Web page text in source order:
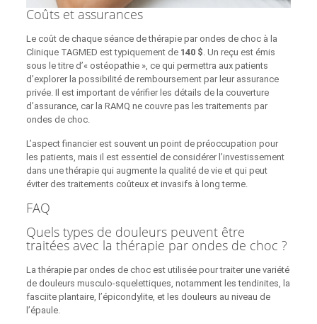
Coûts et assurances
Le coût de chaque séance de thérapie par ondes de choc à la
Clinique TAGMED est typiquement de 140 $ . Un reçu est émis
sous le titre d’« ostéopathie », ce qui permettra aux patients
d’explorer la possibilité de remboursement par leur assurance
privée. Il est important de vérifier les détails de la couverture
d’assurance, car la RAMQ ne couvre pas les traitements par
ondes de choc.
L’aspect financier est souvent un point de préoccupation pour
les patients, mais il est essentiel de considérer l’investissement
dans une thérapie qui augmente la qualité de vie et qui peut
éviter des traitements coûteux et invasifs à long terme.
FAQ
Quels types de douleurs peuvent être
traitées avec la thérapie par ondes de choc ?
La thérapie par ondes de choc est utilisée pour traiter une variété
de douleurs musculo-squelettiques, notamment les tendinites, la
fasciite plantaire, l’épicondylite, et les douleurs au niveau de
l’épaule.